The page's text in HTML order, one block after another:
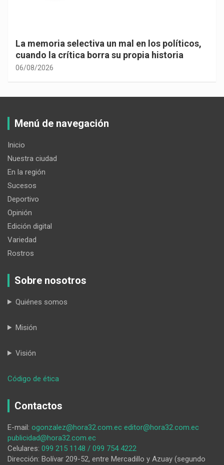
La memoria selectiva un mal en los políticos,
cuando la crítica borra su propia historia
06/08/2026
Menú de navegación
Inicio
Nuestra ciudad
En la región
Sucesos
Deportivo
Opinión
Edición digital
Variedad
Rostros
Sobre nosotros
Quiénes somos
Misión
Visión
Código de ética
dos
Contactos
E-mail: ogonzalez@hora32.com.ec editor@hora32.com.ec
publicidad@hora32.com.ec
Celulares: 099 215 1148 / 099 754 4222
Dirección: Bolívar 209-52, entre Mercadillo y Azuay (segundo